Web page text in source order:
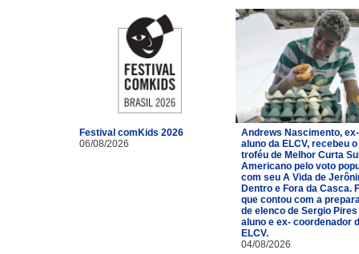
Festival comKids 2026
06/08/2026
Andrews Nascimento, ex-
aluno da ELCV, recebeu o
troféu de Melhor Curta
Americano pelo voto
com seu A Vida de
Dentro e Fora da Casca.
que contou com a
de elenco de Sergio
aluno e ex- coordenador
ELCV.
04/08/2026